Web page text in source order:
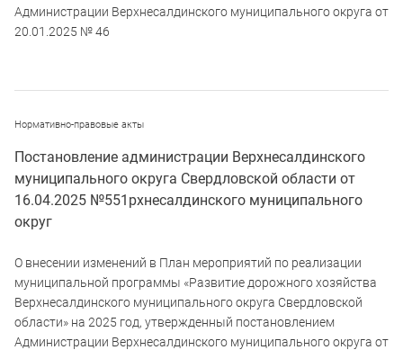
Администрации Верхнесалдинского муниципального округа от
20.01.2025 № 46
Нормативно-правовые акты
Постановление администрации Верхнесалдинского
муниципального округа Свердловской области от
16.04.2025 №551рхнесалдинского муниципального
округ
О внесении изменений в План мероприятий по реализации
муниципальной программы «Развитие дорожного хозяйства
Верхнесалдинского муниципального округа Свердловской
области» на 2025 год, утвержденный постановлением
Администрации Верхнесалдинского муниципального округа от